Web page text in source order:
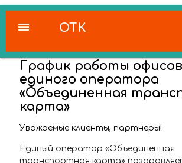
ОТК
menu
График работы офисов
единого оператора
«Объединенная
карта»
Уважаемые клиенты, партнеры!
Единый оператор «Объединенная
транспортная карта»